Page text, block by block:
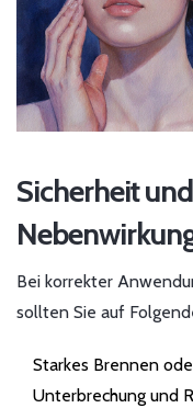
Sicherheit
Bei korrekter
sollten Sie auf
Starkes Brennen
Unterbrechung und